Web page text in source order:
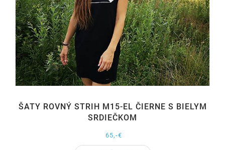
ŠATY ROVNÝ STRIH M15-EL ČIERNE S BIELYM
SRDIEČKOM
65,-€